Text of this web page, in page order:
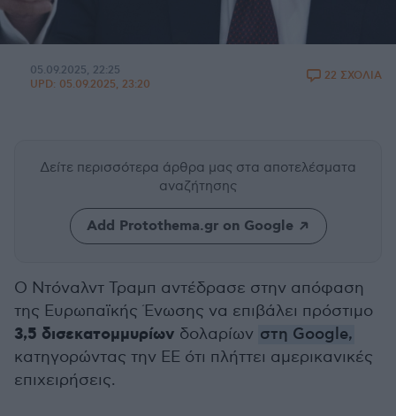
05.09.2025, 22:25
UPD: 05.09.2025, 23:20
22 ΣΧΟΛΙΑ
Δείτε περισσότερα άρθρα μας στα αποτελέσματα
αναζήτησης
Add Protothema.gr on Google
Ο Ντόναλντ Τραμπ αντέδρασε στην απόφαση
της Ευρωπαϊκής Ένωσης να επιβάλει πρόστιμο
3,5 δισεκατομμυρίων δολαρίων στη Google,
κατηγορώντας την ΕΕ ότι πλήττει αμερικανικές
επιχειρήσεις.